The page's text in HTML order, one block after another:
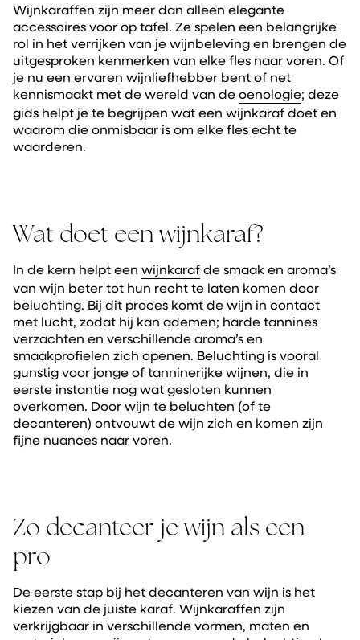
Wijnkaraffen zijn meer dan alleen elegante
accessoires voor op tafel. Ze spelen een belangrijke
rol in het verrijken van je wijnbeleving en brengen de
uitgesproken kenmerken van elke fles naar voren. Of
je nu een ervaren wijnliefhebber bent of net
kennismaakt met de wereld van deoenologie; deze
gids helpt je te begrijpen wat een wijnkaraf doet en
waarom die onmisbaar is om elke fles echt te
waarderen.
Wat doet een wijnkaraf?
In de kern helpt een wijnkarafde smaak en aroma’s
van wijn beter tot hun recht te laten komen door
beluchting. Bij dit proces komt de wijn in contact
met lucht, zodat hij kan ademen; harde tannines
verzachten en verschillende aroma’s en
smaakprofielen zich openen. Beluchting is vooral
gunstig voor jonge of tanninerijke wijnen, die in
eerste instantie nog wat gesloten kunnen
overkomen. Door wijn te beluchten (of te
decanteren) ontvouwt de wijn zich en komen zijn
fijne nuances naar voren.
Zo decanteer je wijn als een
pro
De eerste stap bij het decanteren van wijn is het
kiezen van de juiste karaf. Wijnkaraffen zijn
verkrijgbaar in verschillende vormen, maten en